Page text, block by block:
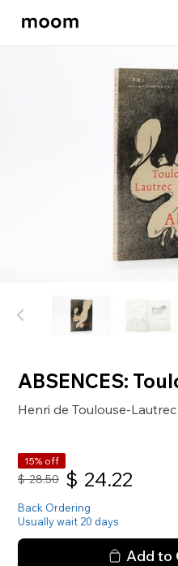
moom
ABSENCES:
Henri de Toulouse-Lautrec
15% off
$ 28.50 $ 24.22
Back Ordering
Usually wait 20 days
Add to